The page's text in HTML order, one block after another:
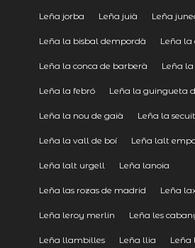
Leña jorba Leña juià Leña
Leña la bisbal dempordà Leña la
Leña la conca de barberà Leña
Leña la febró Leña la guingueta
Leña la nou de gaià Leña la
Leña la vall de boí Leña lalt
Leña lalt urgell Leña lanoia
Leña las rozas de madrid Leña
Leña leroy merlin Leña les
Leña llambilles Leña llia Leña